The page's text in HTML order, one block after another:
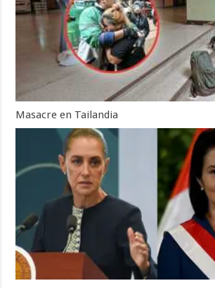
Masacre en Tailandia